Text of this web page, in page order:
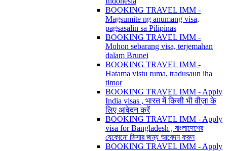
BOOKING TRAVEL IMM -
Magsumite ng anumang visa,
pagsasalin sa Pilipinas
BOOKING TRAVEL IMM -
Mohon sebarang visa, terjemahan
dalam Brunei
BOOKING TRAVEL IMM -
Hatama vistu ruma, tradusaun iha
timor
BOOKING TRAVEL IMM - Apply
India visas , भारत में किसी भी वीज़ा के
लिए आवेदन करें
BOOKING TRAVEL IMM - Apply
visa for Bangladesh , বাংলাদেশের
যেকোনো ভিসার জন্য আবেদন করুন
BOOKING TRAVEL IMM - Apply